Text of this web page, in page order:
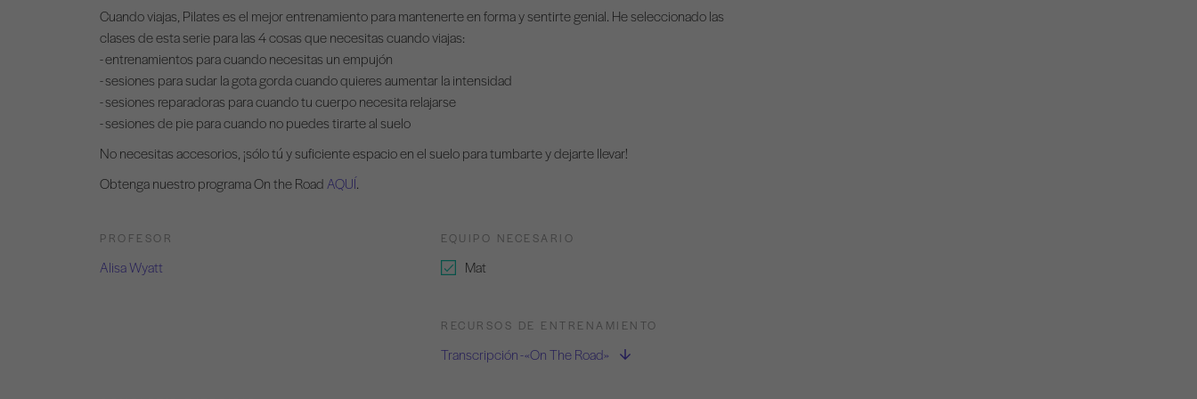
Cuando viajas, Pilates es el mejor entrenamiento para mantenerte en forma y sentirte genial. He seleccionado las
clases de esta serie para las 4 cosas que necesitas cuando viajas:
- entrenamientos para cuando necesitas un empujón
- sesiones para sudar la gota gorda cuando quieres aumentar la intensidad
- sesiones reparadoras para cuando tu cuerpo necesita relajarse
- sesiones de pie para cuando no puedes tirarte al suelo
No necesitas accesorios, ¡sólo tú y suficiente espacio en el suelo para tumbarte y dejarte llevar!
Obtenga nuestro programa On the RoadAQUÍ.
PROFESOR
Alisa Wyatt
EQUIPO NECESARIO
Mat
RECURSOS DE ENTRENAMIENTO
Transcripción - «On The Road»